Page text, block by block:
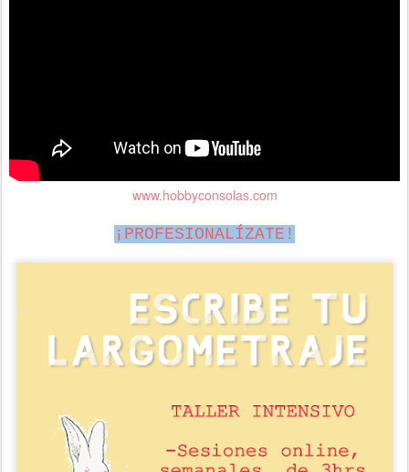
www.hobbyconsolas.com
¡PROFESIONALÍZATE!